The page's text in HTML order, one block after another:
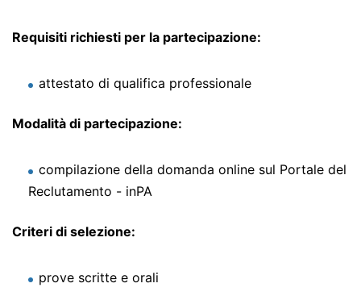
Requisiti richiesti per la partecipazione:
attestato di qualifica professionale
Modalità di partecipazione:
compilazione della domanda online sul Portale del
Reclutamento - inPA
Criteri di selezione:
prove scritte e orali